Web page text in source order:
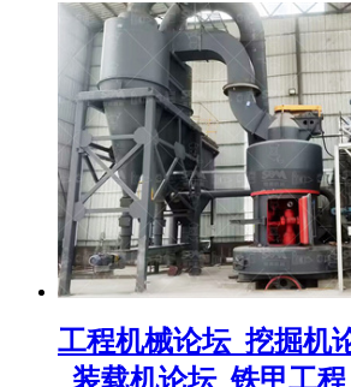
工程机械论坛_挖掘机
_装载机论坛_铁甲工程